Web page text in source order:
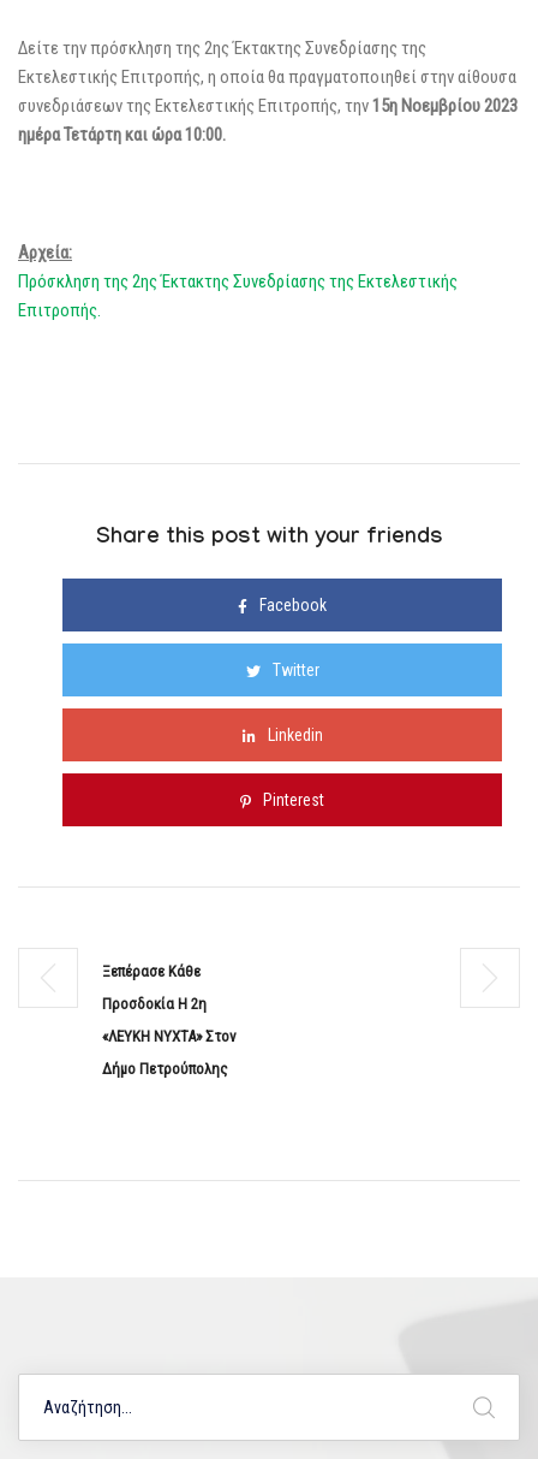
Δείτε την πρόσκληση της 2ης Έκτακτης Συνεδρίασης της
Εκτελεστικής Επιτροπής, η οποία θα πραγματοποιηθεί στην αίθουσα
συνεδριάσεων της Εκτελεστικής Επιτροπής, την15η Νοεμβρίου 2023
ημέρα Τετάρτη και ώρα 10:00.
Αρχεία:
Πρόσκληση της 2ης Έκτακτης Συνεδρίασης της Εκτελεστικής
Επιτροπής.
Share this post with your friends
Facebook
Twitter
Linkedin
Pinterest
Ξεπέρασε Κάθε
Προσδοκία Η 2η
«ΛΕΥΚΗ ΝΥΧΤΑ» Στον
Δήμο Πετρούπολης